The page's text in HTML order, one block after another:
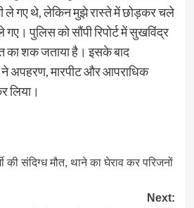
ले गए थे, लेकिन मुझे रास्ते में छोड़कर चले
पुलिस को सौंपी रिपोर्ट में सुखविंद्र
का शक जताया है। इसके बाद
अपहरण, मारपीट और आपराधिक
लिया।
की संदिग्ध मौत, थाने का घेराव कर परिजनों
Next: